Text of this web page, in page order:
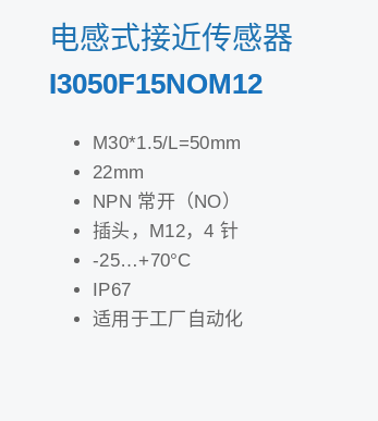
电感式接近传感器
I3050F15NOM12
M30*1.5/L=50mm
22mm
NPN 常开（NO）
插头，M12，4 针
-25…+70°C
IP67
适用于工厂自动化